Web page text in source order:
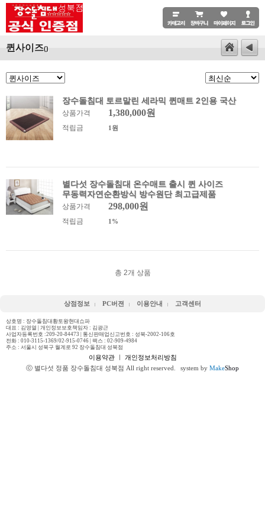
퀸사이즈()
장수돌침대 토르말린 세라믹 퀸매트 2인용 국산
상품가격 1,380,000원
적립금 1원
별다섯 장수돌침대 온수매트 출시 퀸 사이즈
무동력자연순환방식 방수원단 최고급제품
상품가격 298,000원
적립금 1%
총 2개 상품
상점정보 PC버젼 이용안내 고객센터
상호명 : 장수돌침대황토왕현대쇼파
대표 : 김영열 | 개인정보보호책임자 : 김광근
사업자등록번호 :209-20-84473 | 통신판매업신고번호 : 성북-2002-106호
전화 : 010-3115-1369/02-915-0746 | 팩스 : 02-909-4984
주소 : 서울시 성북구 월계로 92 장수돌침대 성북점
이용약관ㅣ 개인정보처리방침
ⓒ 별다섯 정품 장수돌침대 성북점 All right reserved.
system by MakeShop